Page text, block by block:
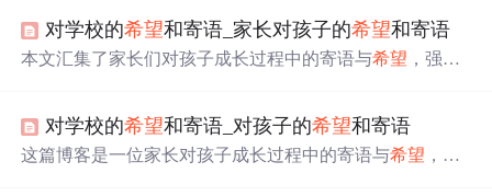
和营养品。王晓棠、刘烨等嘉宾通过义卖支持基金。
对学校的希望和寄语_家长对孩子的希望和寄语
本文汇集了家长们对孩子成长过程中的寄语与希望 ，强调
对学校的希望和寄语_对孩子的希望和寄语
这篇博客是一位家长对孩子成长过程中的寄语与希望 ，包